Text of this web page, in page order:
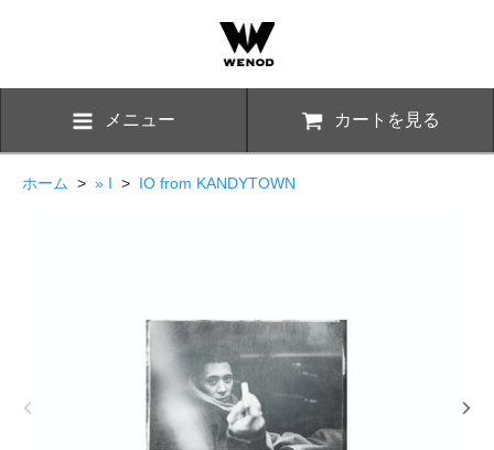
メニュー カートを見る
ホーム > » I > IO from KANDYTOWN